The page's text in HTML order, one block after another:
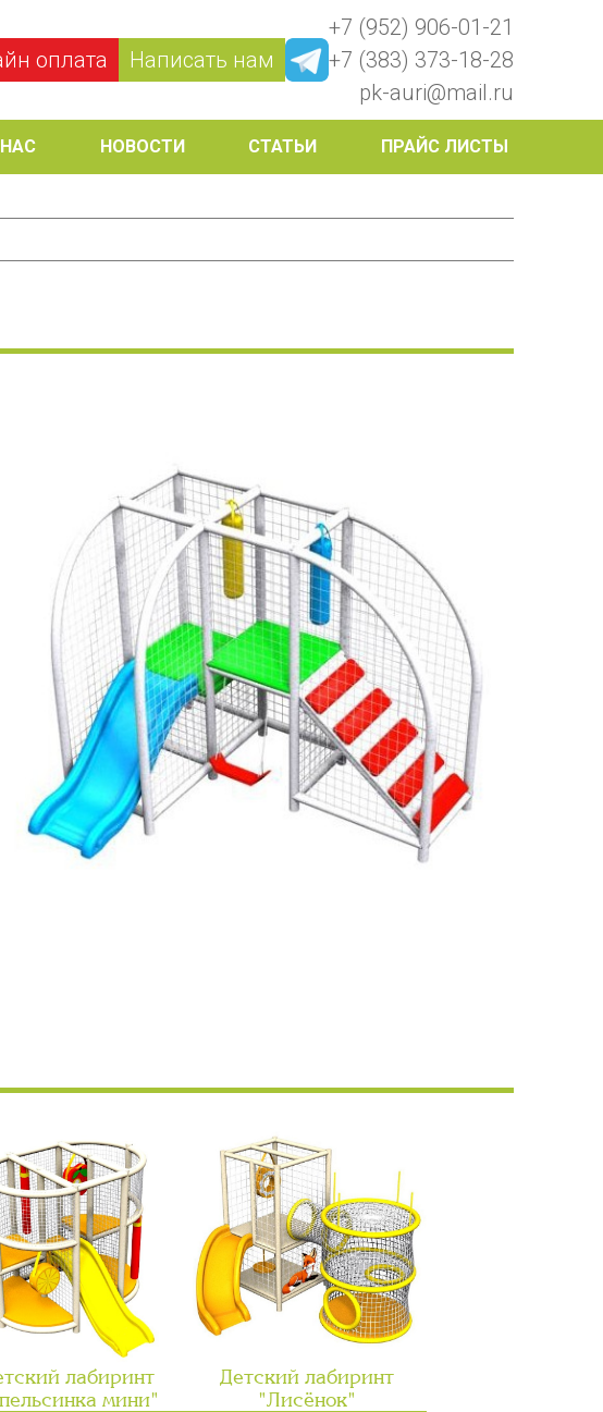
оплата Написать нам
+7 (952) 906-01-21
+7 (383) 373-18-28
pk-auri@mail.ru
НОВОСТИ СТАТЬИ ПРАЙС ЛИСТЫ
лабиринт
мини"
Детский лабиринт
"Лисёнок"